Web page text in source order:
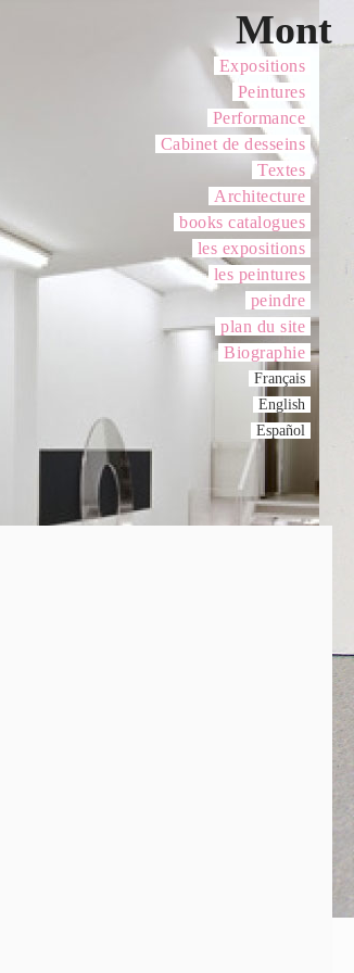
Mont
Expositions
Peintures
Performance
Cabinet de desseins
Textes
Architecture
books catalogues
les expositions
les peintures
peindre
plan du site
Biographie
Français
English
Español